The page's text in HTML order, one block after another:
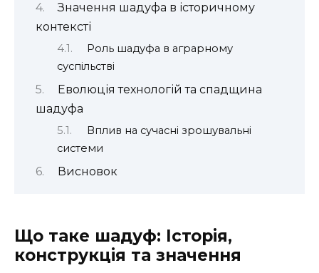
Значення шадуфа в історичному
контексті
Роль шадуфа в аграрному
суспільстві
Еволюція технологій та спадщина
шадуфа
Вплив на сучасні зрошувальні
системи
Висновок
Що таке шадуф: Історія,
конструкція та значення